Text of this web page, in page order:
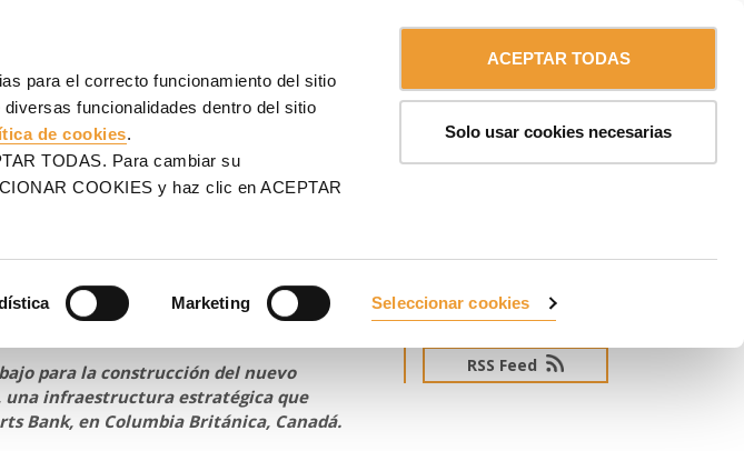
para el correcto funcionamiento del sitio
funcionalidades dentro del sitio
de cookies.
TODAS. Para cambiar su
COOKIES y haz clic en ACEPTAR
Marketing Seleccionar cookies
ACEPTAR TODAS
Solo usar cookies necesarias
SUSCRÍBETE AL NEWSLETTER
RSS Feed
mayores
de potasa de
para la construcción del nuevo
una infraestructura estratégica que
Bank, en Columbia Británica, Canadá.